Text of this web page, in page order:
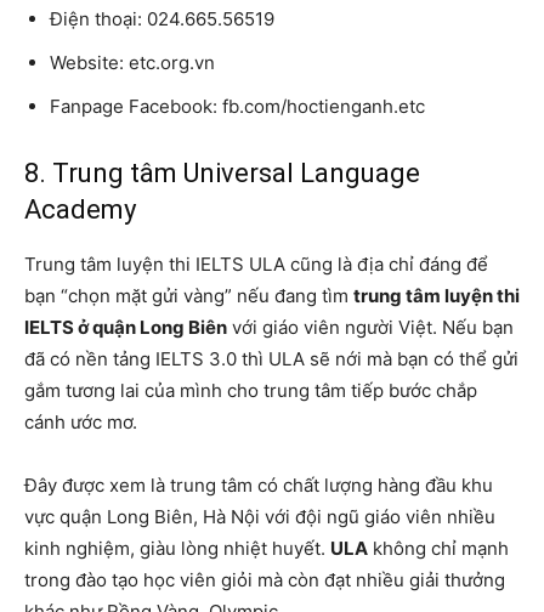
Điện thoại: 024.665.56519
Website: etc.org.vn
Fanpage Facebook: fb.com/hoctienganh.etc
8. Trung tâm Universal Language
Academy
Trung tâm luyện thi IELTS ULA cũng là địa chỉ đáng để
bạn “chọn mặt gửi vàng” nếu đang tìm trung tâm luyện thi
IELTS ở quận Long Biên với giáo viên người Việt. Nếu bạn
đã có nền tảng IELTS 3.0 thì ULA sẽ nới mà bạn có thể gửi
gắm tương lai của mình cho trung tâm tiếp bước chắp
cánh ước mơ.
Đây được xem là trung tâm có chất lượng hàng đầu khu
vực quận Long Biên, Hà Nội với đội ngũ giáo viên nhiều
kinh nghiệm, giàu lòng nhiệt huyết. ULA không chỉ mạnh
trong đào tạo học viên giỏi mà còn đạt nhiều giải thưởng